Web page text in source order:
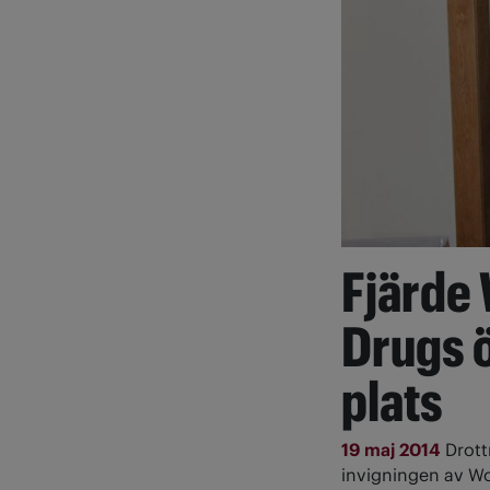
Fjärde
Drugs
plats
19 maj 2014
invigningen av